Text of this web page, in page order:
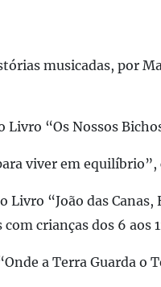
musicadas, por
“Os Nossos
viver em equilíbrio”,
“João das
crianças dos 6 aos
a Terra Guarda o